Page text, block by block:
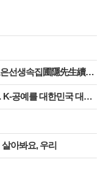
』은 우리나라에 왜 2책 밖에 없을까?
표 문화브랜드로 키우겠습니다”
아봐요, 우리